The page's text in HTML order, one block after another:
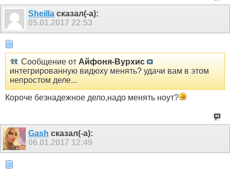
Sheilla сказал(-а):
05.01.2017 22:53
Сообщение от Айфоня-Вурхис
интегрированную видюху менять? удачи вам в этом
непростом деле...
Короче безнадежное дело,надо менять ноут?
Gash сказал(-а):
06.01.2017 12:49